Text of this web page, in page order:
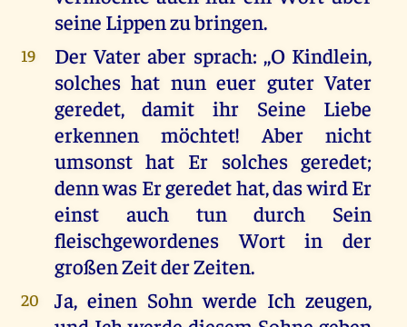
seine Lippen zu bringen.
19
Der Vater aber sprach: ,,O Kindlein,
solches hat nun euer guter Vater
geredet, damit ihr Seine Liebe
erkennen möchtet! Aber nicht
umsonst hat Er solches geredet;
denn was Er geredet hat, das wird Er
einst auch tun durch Sein
fleischgewordenes Wort in der
großen Zeit der Zeiten.
20
Ja, einen Sohn werde Ich zeugen,